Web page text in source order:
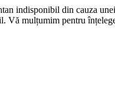
indisponibil din cauza
Vă mulțumim pentru